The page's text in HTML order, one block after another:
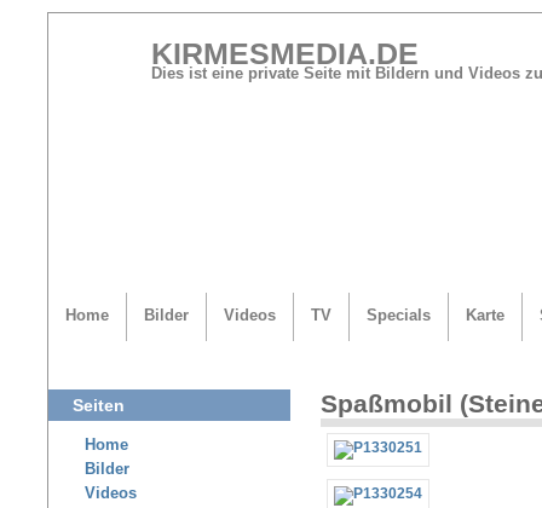
KIRMESMEDIA.DE
Dies ist eine private Seite mit Bildern und Videos
Home Bilder Videos TV Specials Karte
Spaßmobil
Seiten
Home
Bilder
Videos